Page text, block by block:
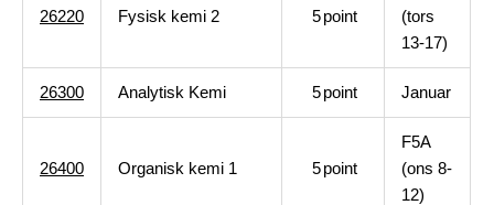
26220 Fysisk kemi 2 5point
(tors
13-17)
26300 Analytisk Kemi 5point Januar
26400 Organisk kemi 1 5point
F5A
(ons 8-
12)